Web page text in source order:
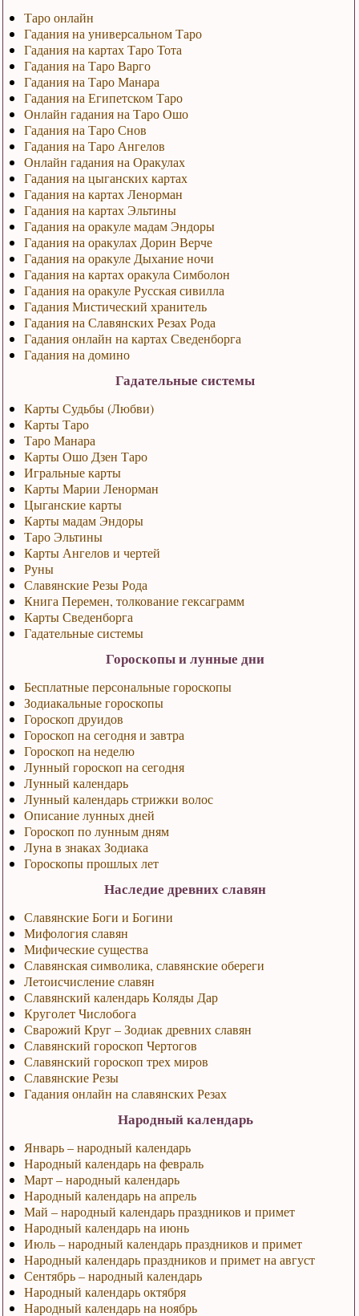
Таро онлайн
Гадания на универсальном Таро
Гадания на картах Таро Тота
Гадания на Таро Варго
Гадания на Таро Манара
Гадания на Египетском Таро
Онлайн гадания на Таро Ошо
Гадания на Таро Снов
Гадания на Таро Ангелов
Онлайн гадания на Оракулах
Гадания на цыганских картах
Гадания на картах Ленорман
Гадания на картах Эльтины
Гадания на оракуле мадам Эндоры
Гадания на оракулах Дорин Верче
Гадания на оракуле Дыхание ночи
Гадания на картах оракула Симболон
Гадания на оракуле Русская сивилла
Гадания Мистический хранитель
Гадания на Славянских Резах Рода
Гадания онлайн на картах Сведенборга
Гадания на домино
Гадательные системы
Карты Судьбы (Любви)
Карты Таро
Таро Манара
Карты Ошо Дзен Таро
Игральные карты
Карты Марии Ленорман
Цыганские карты
Карты мадам Эндоры
Таро Эльтины
Карты Ангелов и чертей
Руны
Славянские Резы Рода
Книга Перемен, толкование гексаграмм
Карты Сведенборга
Гадательные системы
Гороскопы и лунные дни
Бесплатные персональные гороскопы
Зодиакальные гороскопы
Гороскоп друидов
Гороскоп на сегодня и завтра
Гороскоп на неделю
Лунный гороскоп на сегодня
Лунный календарь
Лунный календарь стрижки волос
Описание лунных дней
Гороскоп по лунным дням
Луна в знаках Зодиака
Гороскопы прошлых лет
Наследие древних славян
Славянские Боги и Богини
Мифология славян
Мифические существа
Славянская символика, славянские обереги
Летоисчисление славян
Славянский календарь Коляды Дар
Круголет Числобога
Сварожий Круг – Зодиак древних славян
Славянский гороскоп Чертогов
Славянский гороскоп трех миров
Славянские Резы
Гадания онлайн на славянских Резах
Народный календарь
Январь – народный календарь
Народный календарь на февраль
Март – народный календарь
Народный календарь на апрель
Май – народный календарь праздников и примет
Народный календарь на июнь
Июль – народный календарь праздников и примет
Народный календарь праздников и примет на август
Сентябрь – народный календарь
Народный календарь октября
Народный календарь на ноябрь